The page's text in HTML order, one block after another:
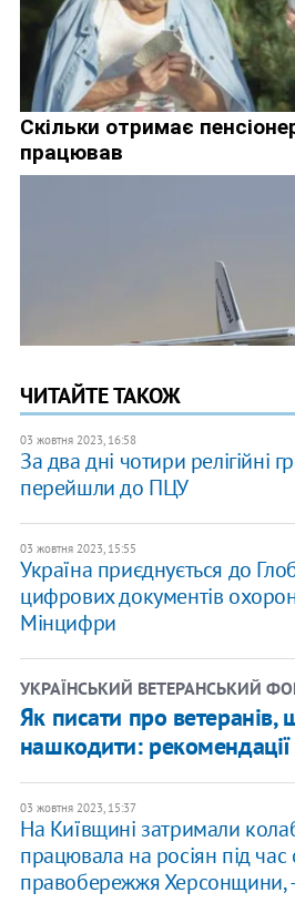
ЧИТАЙТЕ ТАКОЖ
03 жовтня 2023, 16:58
За два дні чотири релігійні
перейшли до ПЦУ
03 жовтня 2023, 15:55
Україна приєднується до
цифрових документів
Мінцифри
УКРАЇНСЬКИЙ ВЕТЕРАНСЬКИЙ
Як писати про ветеранів,
нашкодити:
03 жовтня 2023, 15:37
На Київщині затримали
працювала на росіян під час
правобережжя Херсонщини,